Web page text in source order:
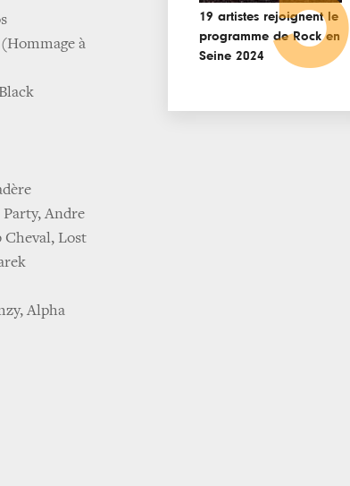
à
Andre
Cheval, Lost
Alpha
19 artistes rejoignent le
programme de Rock en
Seine 2024